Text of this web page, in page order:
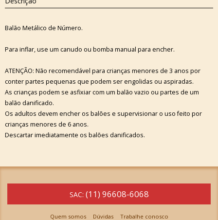
Balão Metálico de Número.
Para inflar, use um canudo ou bomba manual para encher.
ATENÇÃO: Não recomendável para crianças menores de 3 anos por
conter partes pequenas que podem ser engolidas ou aspiradas.
As crianças podem se asfixiar com um balão vazio ou partes de um
balão danificado.
Os adultos devem encher os balões e supervisionar o uso feito por
crianças menores de 6 anos.
Descartar imediatamente os balões danificados.
SAC: (11) 96608-6068
Quem somos Dúvidas Trabalhe conosco